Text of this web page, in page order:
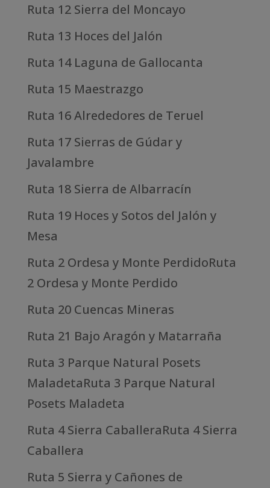
Ruta 12 Sierra del Moncayo
Ruta 13 Hoces del Jalón
Ruta 14 Laguna de Gallocanta
Ruta 15 Maestrazgo
Ruta 16 Alrededores de Teruel
Ruta 17 Sierras de Gúdar y
Javalambre
Ruta 18 Sierra de Albarracín
Ruta 19 Hoces y Sotos del Jalón y
Mesa
Ruta 2 Ordesa y Monte PerdidoRuta
2 Ordesa y Monte Perdido
Ruta 20 Cuencas Mineras
Ruta 21 Bajo Aragón y Matarraña
Ruta 3 Parque Natural Posets
MaladetaRuta 3 Parque Natural
Posets Maladeta
Ruta 4 Sierra CaballeraRuta 4 Sierra
Caballera
Ruta 5 Sierra y Cañones de